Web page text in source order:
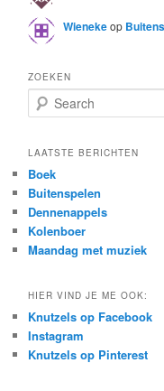
Wienekeop
ZOEKEN
e
r
h
LAATSTE BERICHTEN
Boek
Buitenspelen
Dennenappels
Kolenboer
Maandag met muziek
HIER VIND JE ME OOK:
Knutzels op Facebook
Instagram
Knutzels op Pinterest